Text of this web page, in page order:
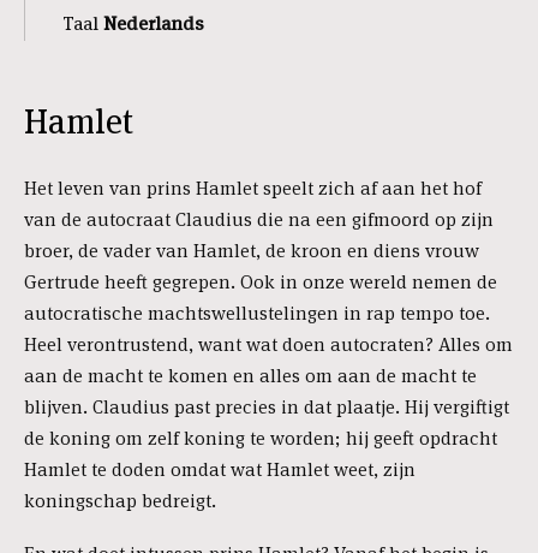
Taal Nederlands
Hamlet
Het leven van prins Hamlet speelt zich af aan het hof
van de autocraat Claudius die na een gifmoord op zijn
broer, de vader van Hamlet, de kroon en diens vrouw
Gertrude heeft gegrepen. Ook in onze wereld nemen de
autocratische machtswellustelingen in rap tempo toe.
Heel verontrustend, want wat doen autocraten? Alles om
aan de macht te komen en alles om aan de macht te
blijven. Claudius past precies in dat plaatje. Hij vergiftigt
de koning om zelf koning te worden; hij geeft opdracht
Hamlet te doden omdat wat Hamlet weet, zijn
koningschap bedreigt.